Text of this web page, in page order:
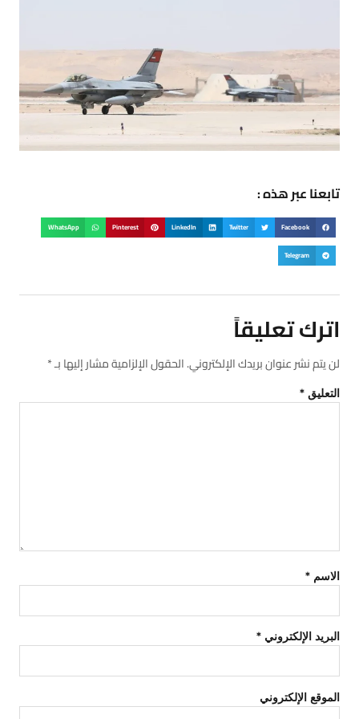
تابعنا عبر هذه :
Facebook
Twitter
LinkedIn
Pinterest
WhatsApp
Telegram
اترك تعليقاً
لن يتم نشر عنوان بريدك الإلكتروني.الحقول الإلزامية مشار إليها بـ*
التعليق *
الاسم *
البريد الإلكتروني *
الموقع الإلكتروني